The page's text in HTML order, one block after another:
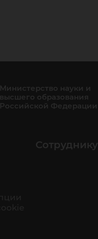
Министерство науки и
высшего образования
Российской Федерации
Сотруднику